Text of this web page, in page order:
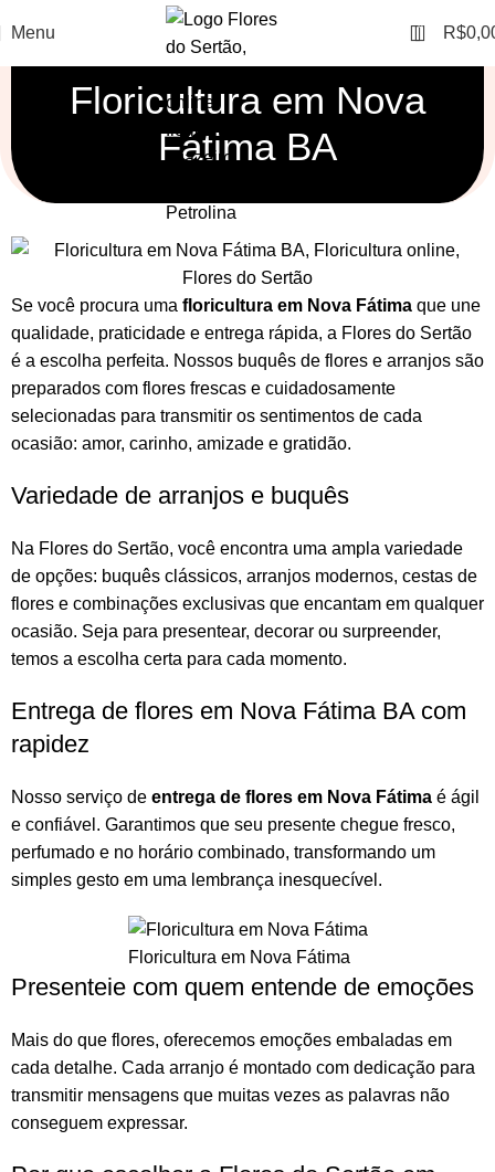
Menu 0 R$
Floricultura em Nova
Fátima BA
Se você procura uma floricultura em Nova Fátima que une
qualidade, praticidade e entrega rápida, a Flores do Sertão
é a escolha perfeita. Nossos buquês de flores e arranjos são
preparados com flores frescas e cuidadosamente
selecionadas para transmitir os sentimentos de cada
ocasião: amor, carinho, amizade e gratidão.
Variedade de arranjos e buquês
Na Flores do Sertão, você encontra uma ampla variedade
de opções: buquês clássicos, arranjos modernos, cestas de
flores e combinações exclusivas que encantam em qualquer
ocasião. Seja para presentear, decorar ou surpreender,
temos a escolha certa para cada momento.
Entrega de flores em Nova Fátima BA com
rapidez
Nosso serviço de entrega de flores em Nova Fátima é ágil
e confiável. Garantimos que seu presente chegue fresco,
perfumado e no horário combinado, transformando um
simples gesto em uma lembrança inesquecível.
Floricultura em Nova Fátima
Presenteie com quem entende de emoções
Mais do que flores, oferecemos emoções embaladas em
cada detalhe. Cada arranjo é montado com dedicação para
transmitir mensagens que muitas vezes as palavras não
conseguem expressar.